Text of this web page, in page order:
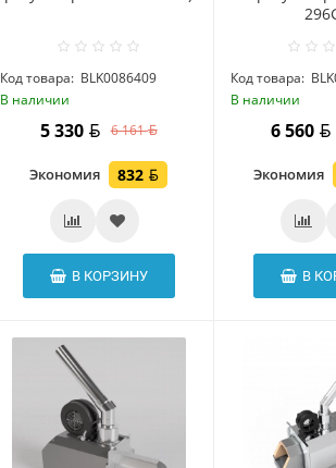
Код товара: BLK0086409
В наличии
5 330 6 161
Экономия 832
В КОРЗИНУ
Код товара:
В наличии
6 560
Экономия
В